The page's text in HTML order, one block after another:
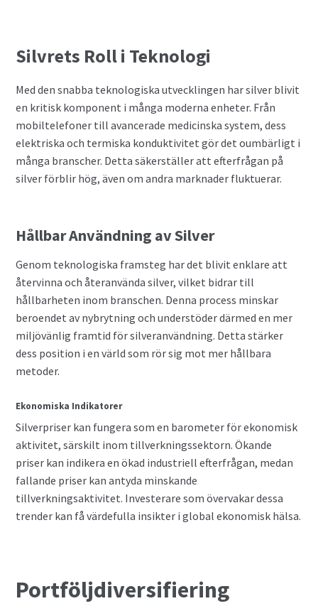
Silvrets Roll i Teknologi
Med den snabba teknologiska utvecklingen har silver blivit
en kritisk komponent i många moderna enheter. Från
mobiltelefoner till avancerade medicinska system, dess
elektriska och termiska konduktivitet gör det oumbärligt i
många branscher. Detta säkerställer att efterfrågan på
silver förblir hög, även om andra marknader fluktuerar.
Hållbar Användning av Silver
Genom teknologiska framsteg har det blivit enklare att
återvinna och återanvända silver, vilket bidrar till
hållbarheten inom branschen. Denna process minskar
beroendet av nybrytning och understöder därmed en mer
miljövänlig framtid för silveranvändning. Detta stärker
dess position i en värld som rör sig mot mer hållbara
metoder.
Ekonomiska Indikatorer
Silverpriser kan fungera som en barometer för ekonomisk
aktivitet, särskilt inom tillverkningssektorn. Ökande
priser kan indikera en ökad industriell efterfrågan, medan
fallande priser kan antyda minskande
tillverkningsaktivitet. Investerare som övervakar dessa
trender kan få värdefulla insikter i global ekonomisk hälsa.
Portföljdiversifiering